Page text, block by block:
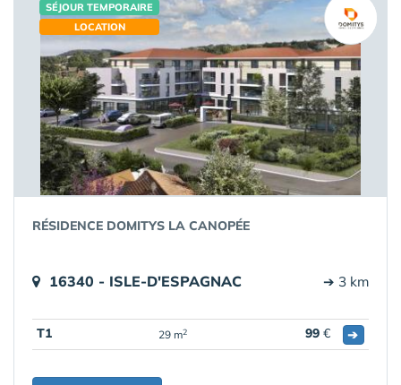
SÉJOUR TEMPORAIRE
LOCATION
RÉSIDENCE DOMITYS LA CANOPÉE
16340 - ISLE-D'ESPAGNAC ➔ 3 km
T1 29 m2 99 € ➔